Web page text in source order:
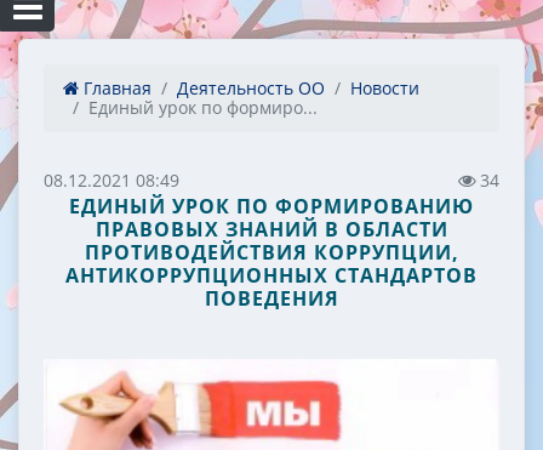
Главная Деятельность ОО
Новости
Единый урок по формиро...
08.12.2021 08:49 34
ЕДИНЫЙ УРОК ПО ФОРМИРОВАНИЮ
ПРАВОВЫХ ЗНАНИЙ В ОБЛАСТИ
ПРОТИВОДЕЙСТВИЯ КОРРУПЦИИ,
АНТИКОРРУПЦИОННЫХ СТАНДАРТОВ
ПОВЕДЕНИЯ